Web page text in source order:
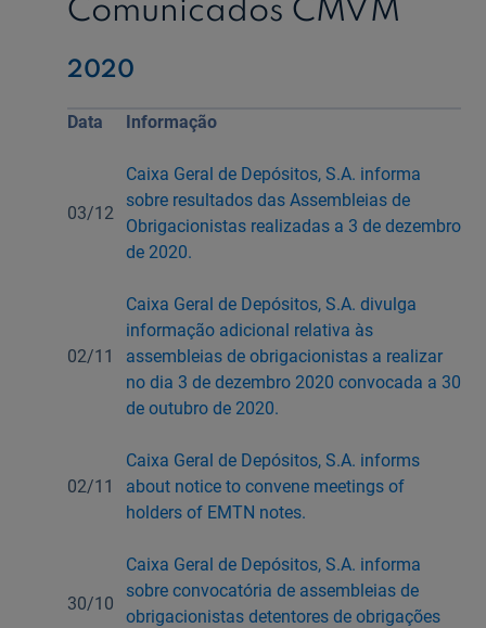
Ajuda Empresas
Quero ser cliente:
Aderir ao Caixadirecta Empresas
Faça download da App Caixadirecta
Recomendações de Segurança
Registo fornecedor confirming
Comunicados CMVM
2020
Data Informação
03/12
Caixa Geral de Depósitos, S.A. informa
sobre resultados das Assembleias de
Obrigacionistas realizadas a 3 de dezembro
de 2020.
02/11
Caixa Geral de Depósitos, S.A. divulga
informação adicional relativa às
assembleias de obrigacionistas a realizar
no dia 3 de dezembro 2020 convocada a 30
de outubro de 2020.
02/11
Caixa Geral de Depósitos, S.A. informs
about notice to convene meetings of
holders of EMTN notes.
30/10
Caixa Geral de Depósitos, S.A. informa
sobre convocatória de assembleias de
obrigacionistas detentores de obrigações